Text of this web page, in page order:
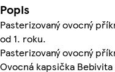
Popis
Pasterizovaný ovocný
od 1. roku.
Pasterizovaný ovocný
Ovocná kapsička